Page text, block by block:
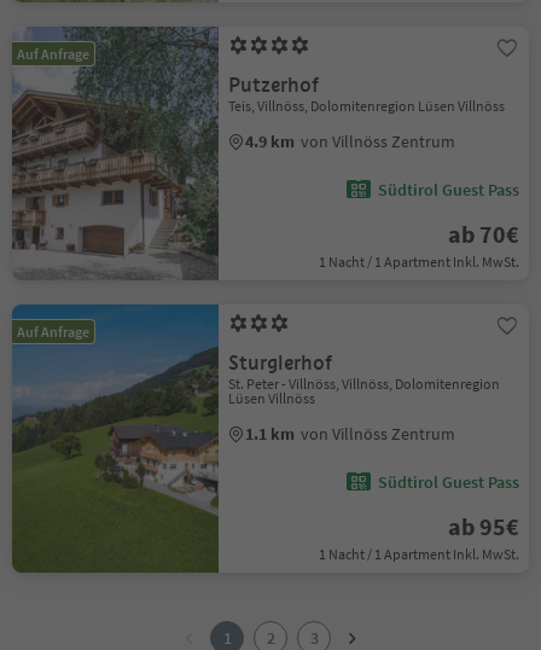
Auf Anfrage
Putzerhof
Teis, Villnöss, Dolomitenregion Lüsen Villnöss
4.9 km von Villnöss Zentrum
Südtirol Guest Pass
ab 70€
1 Nacht / 1 Apartment Inkl. MwSt.
Auf Anfrage
Sturglerhof
St. Peter - Villnöss, Villnöss, Dolomitenregion
Lüsen Villnöss
1.1 km von Villnöss Zentrum
Südtirol Guest Pass
ab 95€
1 Nacht / 1 Apartment Inkl. MwSt.
1 2
3